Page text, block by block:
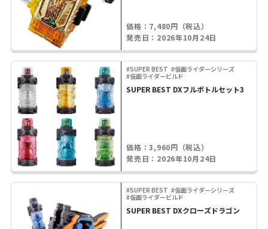
価格：7,480円（税込）
発売日：2026年10月24日
#SUPER BEST #仮面ライダーシリーズ
#仮面ライダービルド
SUPER BEST DXフルボトルセット3
価格：3,960円（税込）
発売日：2026年10月24日
#SUPER BEST #仮面ライダーシリーズ
#仮面ライダービルド
SUPER BEST DXクローズドラゴン